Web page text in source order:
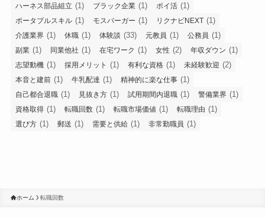
ハーネス部品組立 (1) ブラック企業 (1) ポイ活 (1)
ポータブルスキル (1) モスバーガー (1) リクナビNEXT (1)
介護業界 (1) 休職 (1) 体験談 (33) 元教員 (1) 公務員 (1)
副業 (1) 同業他社 (1) 在宅ワーク (1) 女性 (2) 年収ダウン (1)
志望動機 (1) 採用メリット (1) 有利な資格 (1) 未経験歓迎 (2)
本音と建前 (1) 牛乳配達 (1) 精神的に楽な仕事 (1)
自己都合退職 (1) 見抜き方 (1) 試用期間内退職 (1) 警備業界 (1)
資格取得 (1) 転職回数 (1) 転職市場価値 (1) 転職理由 (1)
選び方 (1) 郵送 (1) 需要と供給 (1) 非常勤職員 (1)
ホーム 転職回数